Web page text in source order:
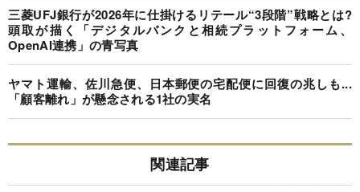
三菱UFJ銀行が2026年に仕掛けるリテール“3段階”戦略とは?
頭取が描く「デジタルバンクと相続プラットフォーム、
OpenAI連携」の青写真
ヤマト運輸、佐川急便、日本郵便の宅配便に回復の兆しも...
「顧客離れ」が懸念される1社の実名
関連記事